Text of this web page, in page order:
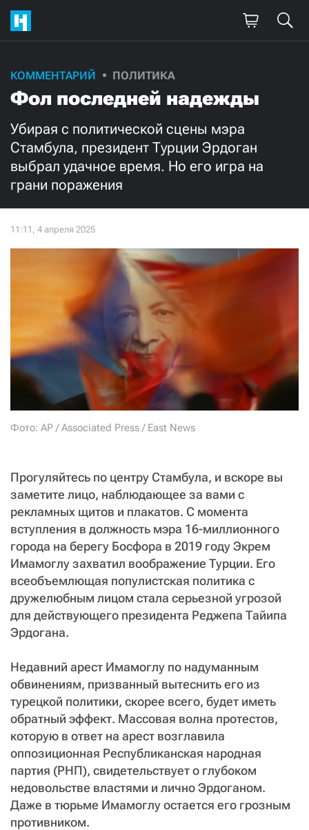
КОММЕНТАРИЙ ПОЛИТИКА
Фол последней надежды
Убирая с политической сцены мэра
Стамбула, президент Турции Эрдоган
выбрал удачное время. Но его игра на
грани поражения
Фото: AP / Associated Press / East News
Прогуляйтесь по центру Стамбула, и вскоре вы
заметите лицо, наблюдающее за вами с
рекламных щитов и плакатов. С момента
вступления в должность мэра 16-миллионного
города на берегу Босфора в 2019 году Экрем
Имамоглу захватил воображение Турции. Его
всеобъемлющая популистская политика с
дружелюбным лицом стала серьезной угрозой
для действующего президента Реджепа Тайипа
Эрдогана.
Недавний арест Имамоглу по надуманным
обвинениям, призванный вытеснить его из
турецкой политики, скорее всего, будет иметь
обратный эффект. Массовая волна протестов,
которую в ответ на арест возглавила
оппозиционная Республиканская народная
партия (РНП), свидетельствует о глубоком
недовольстве властями и лично Эрдоганом.
Даже в тюрьме Имамоглу остается его грозным
противником.
Поддержите
нашу работу!
Ежемесячно Разово
3000 1000
Нажимая кнопку «Стать соучастником»,
условия и подтверждаю свое гражданство РФ
СТАТЬ СОУЧАСТНИКОМ
ПОДЕЛИТЬСЯ С ДРУЗЬЯМИ
Если у вас есть вопросы, пишите donate@novayagazeta.ru
или
звоните:
+7 (929) 612-03-68